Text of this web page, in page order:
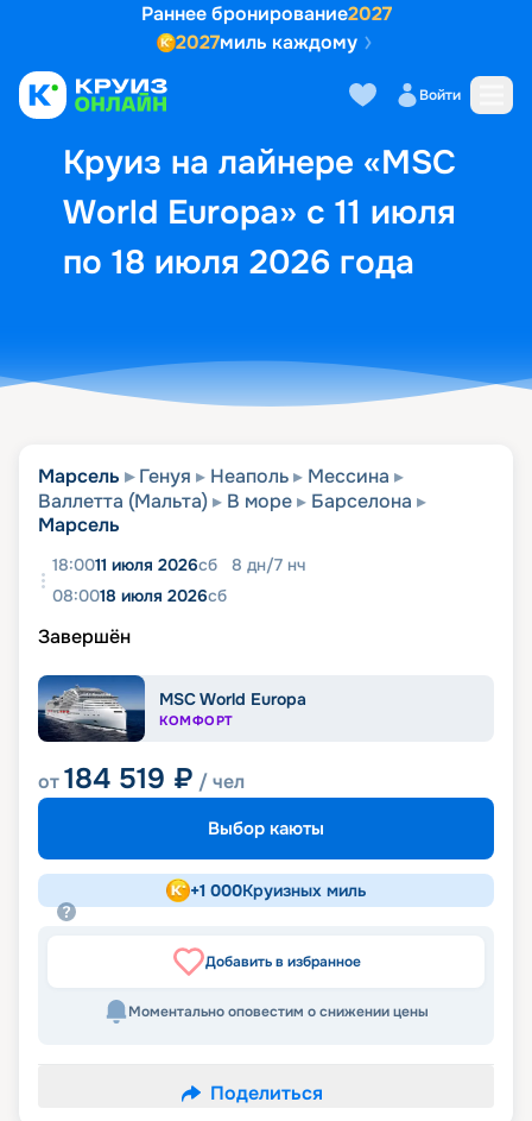
Раннее бронирование2027
2027миль каждому
Войти
Круиз на лайнере «MSC
World Europa» с 11 июля
по 18 июля 2026 года
Выбор кают Маршрут и
Марсель Генуя Неаполь
Мессина
Валлетта (Мальта)
В море
Барселона
Марсель
18:0011 июля 2026сб 8 дн/7 нч
08:0018 июля 2026сб
Завершён
MSC World Europa
КОМФОРТ
от184 519 ₽ / чел
Выбор каюты
+1 000Круизных миль
Добавить в избранное
Моментально оповестим о снижении цены
Поделиться